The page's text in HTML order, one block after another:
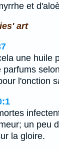
et
art
une huile
parfums
l'onction
un peu
la gloire.